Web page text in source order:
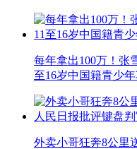
每年拿出100万！张
至16岁中国籍青少
外卖小哥狂奔8公里